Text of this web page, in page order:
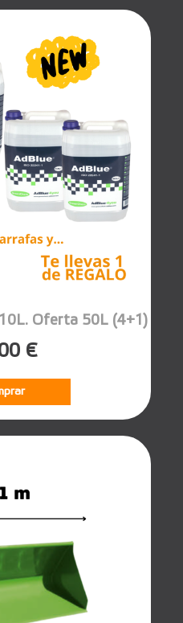
10L. Oferta 50L (4+1)
€